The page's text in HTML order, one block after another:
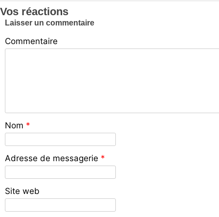
Vos réactions
Laisser un commentaire
Commentaire
Nom *
Adresse de messagerie *
Site web